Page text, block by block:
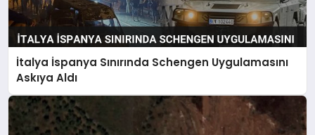
İtalya İspanya Sınırında Schengen Uygulamasını
Askıya Aldı